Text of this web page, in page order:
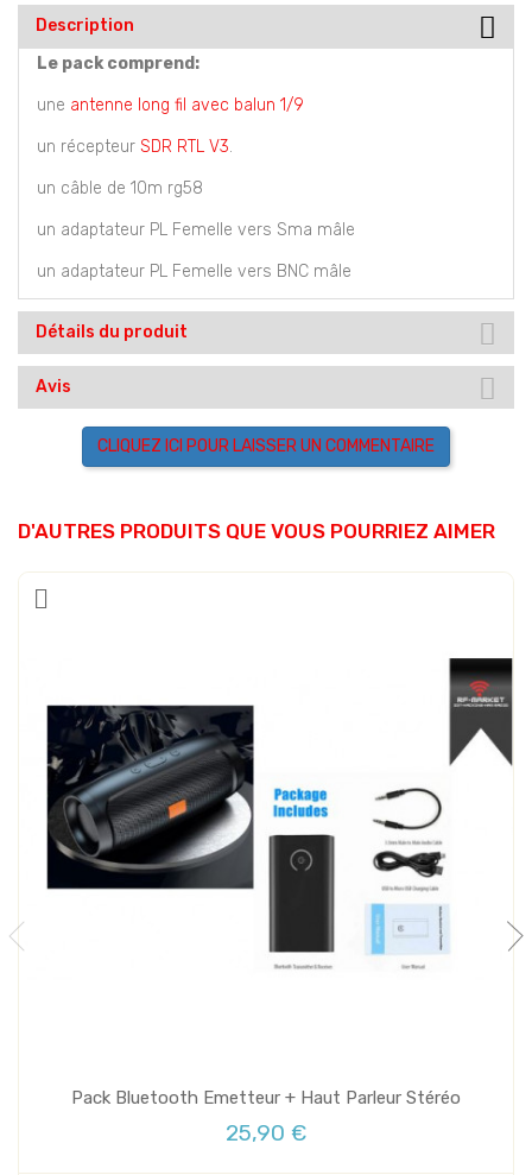
Description
Le pack comprend:
une antenne long fil avec balun 1/9
un récepteur SDR RTL V3.
un câble de 10m rg58
un adaptateur PL Femelle vers Sma mâle
un adaptateur PL Femelle vers BNC mâle
Détails du produit
Avis
CLIQUEZ ICI POUR LAISSER UN COMMENTAIRE
D'AUTRES PRODUITS QUE VOUS POURRIEZ AIMER
Pack Bluetooth Emetteur + Haut Parleur Stéréo
25,90 €